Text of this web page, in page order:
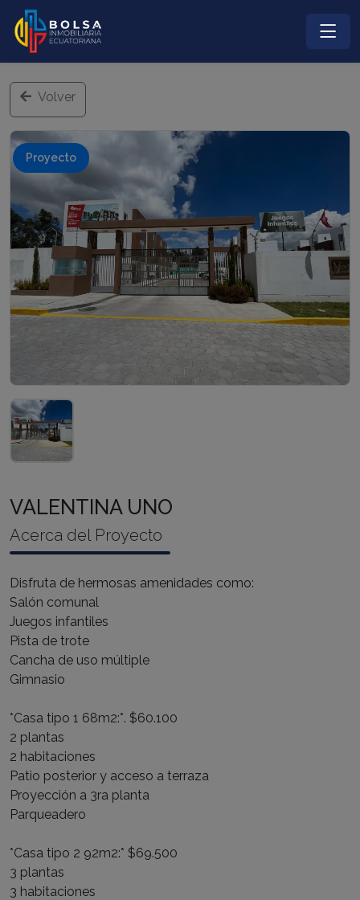
Volver
Proyecto
VALENTINA UNO
Acerca del Proyecto
Disfruta de hermosas amenidades como:
Salón comunal
Juegos infantiles
Pista de trote
Cancha de uso múltiple
Gimnasio
*Casa tipo 1 68m2:*. $60.100
2 plantas
2 habitaciones
Patio posterior y acceso a terraza
Proyección a 3ra planta
Parqueadero
*Casa tipo 2 92m2:* $69.500
3 plantas
3 habitaciones